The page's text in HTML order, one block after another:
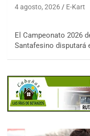
4 agosto, 2026 E-Kart
El Campeonato 2026
Santafesino disputará